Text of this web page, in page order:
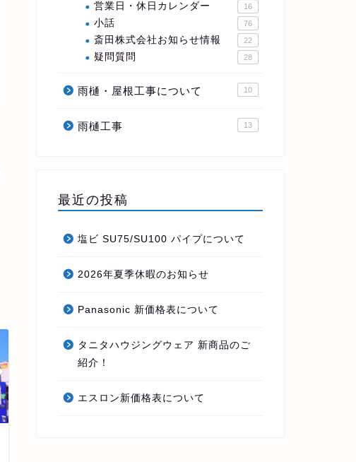
商品のご紹介
営業日・休日カレンダー 16
小話 76
斎田株式会社お知らせ情報 22
疑問質問 28
雨樋・屋根工事について 10
雨樋工事 13
最近の投稿
塩ビ SU75/SU100 パイプについて
2026年夏季休暇のお知らせ
Panasonic 新価格表について
タニタハウジングウェア 新商品のご
紹介！
エスロン新価格表について